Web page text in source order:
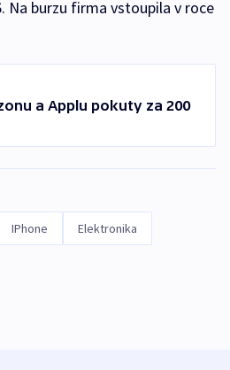
Na burzu firma vstoupila v roce
a Applu pokuty za 200
IPhone Elektronika